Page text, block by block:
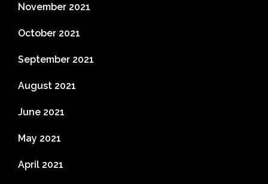
November 2021
October 2021
September 2021
August 2021
June 2021
May 2021
April 2021